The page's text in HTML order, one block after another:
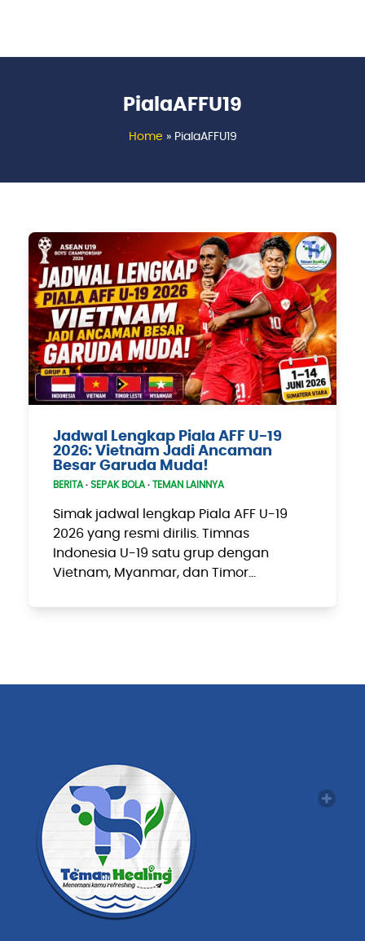
PialaAFFU19
Home » PialaAFFU19
Jadwal Lengkap Piala AFF U-19
2026: Vietnam Jadi Ancaman
Besar Garuda Muda!
BERITA· SEPAK BOLA· TEMAN LAINNYA
Simak jadwal lengkap Piala AFF U-19
2026 yang resmi dirilis. Timnas
Indonesia U-19 satu grup dengan
Vietnam, Myanmar, dan Timor…